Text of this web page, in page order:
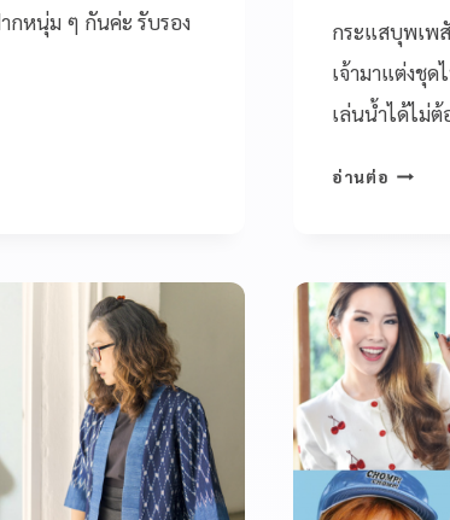
กหนุ่ม ๆ กันค่ะ รับรอง
กระแสบุพเพ
เจ้ามาแต่งชุ
เล่นน้ำได้ไม่
อ่านต่อ